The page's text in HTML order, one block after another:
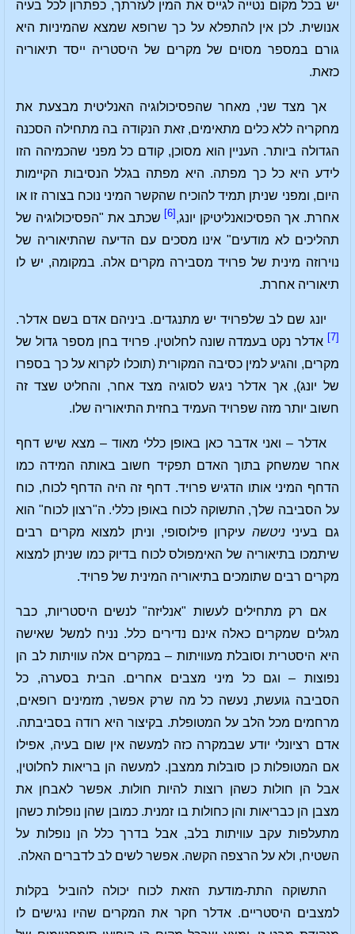
יש בכל מקום נטייה לגייס את המין לעזרתך, כפתרון לכל בעיה
אנושית. לכן אין להתפלא על כך שרופא שמצא שהמיניות היא
גורם במספר מסוים של מקרים של היסטריה ייסד תיאוריה
כזאת.
אך מצד שני, מאחר שהפסיכולוגיה האנליטית מבצעת את
מחקריה ללא כלים מתאימים, זאת הנקודה בה מתחילה הסכנה
הגדולה ביותר. העניין הוא מסוכן, קודם כל מפני שהכמיהה הזו
לידע היא כל כך מפתה. היא מפתה בגלל הנסיבות הקיימות
היום, ומפני שניתן תמיד להוכיח שהקשר המיני נוכח בצורה זו או
אחרת. אך הפסיכואנליטיקן יונג, [6]
שכתב את "הפסיכולוגיה של
תהליכים לא מודעים" אינו מסכים עם הדיעה שהתיאוריה של
נוירוזה מינית של פרויד מסבירה מקרים אלה. במקומה, יש לו
תיאוריה אחרת.
יונג שם לב שלפרויד יש מתנגדים. ביניהם אדם בשם אדלר.
[7]
אדלר נקט בעמדה שונה לחלוטין. פרויד בחן מספר גדול של
מקרים, והגיע למין כסיבה המקורית (תוכלו לקרוא על כך בספרו
של יונג), אך אדלר ניגש לסוגיה מצד אחר, והחליט שצד זה
חשוב יותר מזה שפרויד העמיד בחזית התיאוריה שלו.
אדלר – ואני אדבר כאן באופן כללי מאוד – מצא שיש דחף
אחר שמשחק בתוך האדם תפקיד חשוב באותה המידה כמו
הדחף המיני אותו הדגיש פרויד. דחף זה היה הדחף לכוח, כוח
על הסביבה שלך, התשוקה לכוח באופן כללי. ה"רצון לכוח" הוא
גם בעיניניטשה עיקרון פילוסופי, וניתן למצוא מקרים רבים
שיתמכו בתיאוריה של האימפולס לכוח בדיוק כמו שניתן למצוא
מקרים רבים שתומכים בתיאוריה המינית של פרויד.
אם רק מתחילים לעשות "אנליזה" לנשים היסטריות, כבר
מגלים שמקרים כאלה אינם נדירים כלל. נניח למשל שאישה
היא היסטרית וסובלת מעוויתות – במקרים אלה עוויתות לב הן
נפוצות – וגם כל מיני מצבים אחרים. הבית בסערה, כל
הסביבה גועשת, נעשה כל מה שרק אפשר, מזמינים רופאים,
מרחמים מכל הלב על המטופלת. בקיצור היא רודה בסביבתה.
אדם רציונלי יודע שבמקרה כזה למעשה אין שום בעיה, אפילו
אם המטופלות כן סובלות ממצבן. למעשה הן בריאות לחלוטין,
אבל הן חולות כשהן רוצות להיות חולות. אפשר לאבחן את
מצבן הן כבריאות והן כחולות בו זמנית. כמובן שהן נופלות כשהן
מתעלפות עקב עוויתות בלב, אבל בדרך כלל הן נופלות על
השטיח, ולא על הרצפה הקשה. אפשר לשים לב לדברים האלה.
התשוקה התת-מודעת הזאת לכוח יכולה להוביל בקלות
למצבים היסטריים. אדלר חקר את המקרים שהיו נגישים לו